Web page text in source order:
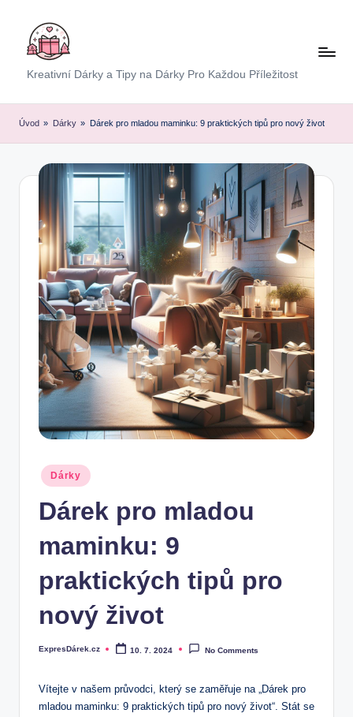
content
E
x
p
e
D
Kreativní Dárky a Tipy na Dárky Pro Každou Příležitost
Úvod » Dárky » Dárek pro mladou maminku: 9 praktických tipů pro nový život
Posted
in
Dárky
Dárek pro mladou
maminku: 9
praktických tipů pro
nový život
Posted
ExpresDárek.cz 10. 7. 2024 No Comments
Vítejte v našem průvodci, který​ se ⁤zaměřuje ‌na „Dárek pro
mladou maminku: 9 ‍praktických tipů pro nový život“. Stát se